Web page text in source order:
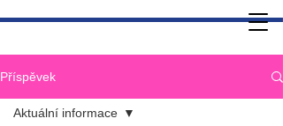
Příspěvek
Aktuální informace